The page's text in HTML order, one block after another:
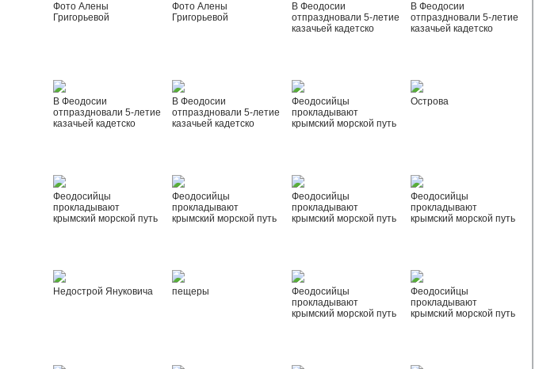
Фото Алены
Григорьевой
Фото Алены
Григорьевой
В Феодосии
отпраздновали 5-летие
казачьей кадетско
В Феодосии
отпраздновали 5-летие
казачьей кадетско
В Феодосии
отпраздновали 5-летие
казачьей кадетско
В Феодосии
отпраздновали 5-летие
казачьей кадетско
Феодосийцы
прокладывают
крымский морской путь
Острова
Феодосийцы
прокладывают
крымский морской путь
Феодосийцы
прокладывают
крымский морской путь
Феодосийцы
прокладывают
крымский морской путь
Феодосийцы
прокладывают
крымский морской путь
Недострой Януковича пещеры
Феодосийцы
прокладывают
крымский морской путь
Феодосийцы
прокладывают
крымский морской путь